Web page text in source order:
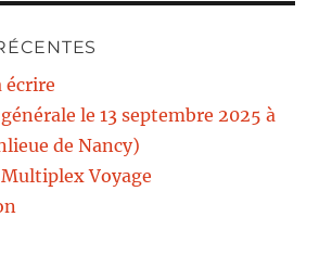
écrire
le 13 septembre 2025 à
de Nancy)
Voyage